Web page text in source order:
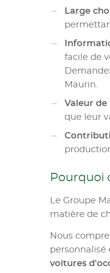
Large
facile de
Maurin.
Valeur de
que leur
Pourquoi
Le Groupe
matière de
Nous
personnalisé
voitures